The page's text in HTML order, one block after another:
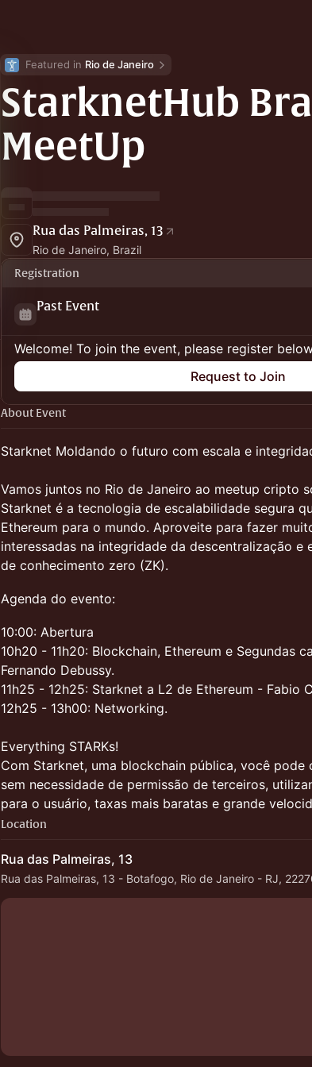
Featured in Rio de Janeiro
StarknetHub
MeetUp
Rua das Palmeiras, 13
Rio de Janeiro, Brazil
Registration
Past Event
Welcome! To join the event, please register
Request to Join
About Event
Starknet Moldando o futuro com escala e
Vamos juntos no Rio de Janeiro ao meetup cripto
Starknet é a tecnologia de escalabilidade segura
Ethereum para o mundo. Aproveite para fazer
interessadas na integridade da descentralização e
de conhecimento zero (ZK).
​Agenda do evento:
10:00: Abertura​
10h20 - 11h20: Blockchain, Ethereum e Segundas
Fernando Debussy.
11h25 - 12h25: Starknet a L2 de Ethereum - Fabio
12h25 - 13h00: Networking.
Everything STARKs!
Com Starknet, uma blockchain pública, você
sem necessidade de permissão de terceiros,
para o usuário, taxas mais baratas e grande
Location
Rua das Palmeiras, 13
Rua das Palmeiras, 13 - Botafogo, Rio de Janeiro - RJ,